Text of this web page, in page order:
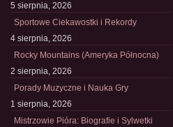
5 sierpnia, 2026
Sportowe Ciekawostki i Rekordy
4 sierpnia, 2026
Rocky Mountains (Ameryka Północna)
2 sierpnia, 2026
Porady Muzyczne i Nauka Gry
1 sierpnia, 2026
Mistrzowie Pióra: Biografie i Sylwetki